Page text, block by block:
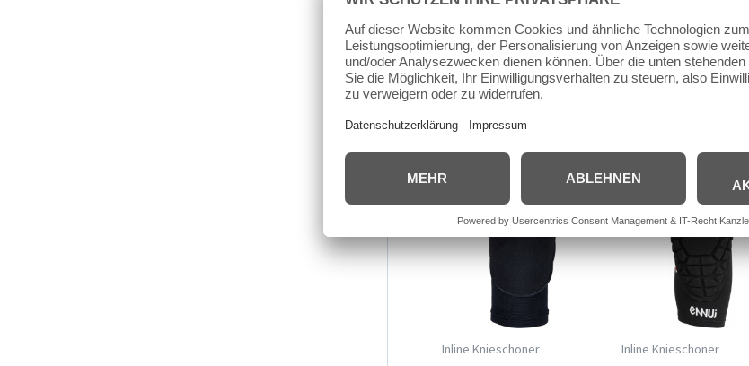
Beschreibung Zusätzliche Informationen
Powerslide Knieschützer Pro Series Man
Inline Knieschoner Inline Knieschoner